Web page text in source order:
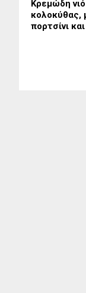
Κρεμώδη
κολοκύθας,
πορτσίνι